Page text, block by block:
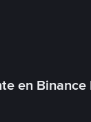
en Binance